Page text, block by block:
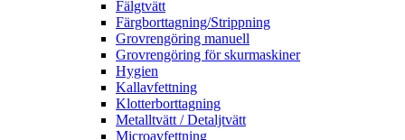
Fälgtvätt
Färgborttagning/Strippning
Grovrengöring manuell
Grovrengöring för skurmaskiner
Hygien
Kallavfettning
Klotterborttagning
Metalltvätt / Detaljtvätt
Microavfettning